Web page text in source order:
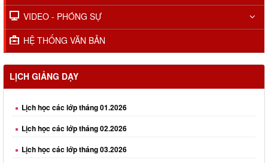
VIDEO - PHÓNG SỰ
HỆ THỐNG VĂN BẢN
LỊCH GIẢNG DẠY
Lịch học các lớp tháng 01.2026
Lịch học các lớp tháng 02.2026
Lịch học các lớp tháng 03.2026
Lịch học các lớp tháng 04.2026